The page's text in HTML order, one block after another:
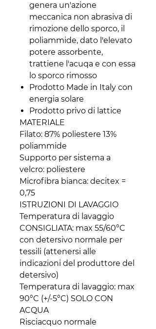
genera un'azione
meccanica non abrasiva di
rimozione dello sporco, il
poliammide, dato l'elevato
potere assorbente,
trattiene l'acuqa e con essa
lo sporco rimosso
Prodotto Made in Italy con
energia solare
Prodotto privo di lattice
MATERIALE
Filato: 87% poliestere 13%
poliammide
Supporto per sistema a
velcro: poliestere
Microfibra bianca: decitex =
0,75
ISTRUZIONI DI LAVAGGIO
Temperatura di lavaggio
CONSIGLIATA: max 55/60°C
con detersivo normale per
tessili (attenersi alle
indicazioni del produttore del
detersivo)
Temperatura di lavaggio: max
90°C (+/-5°C) SOLO CON
ACQUA
Risciacquo normale